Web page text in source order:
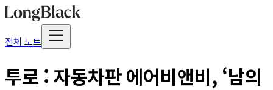
전체 노트
투로 : 자동차판 에어비앤비, ‘남의